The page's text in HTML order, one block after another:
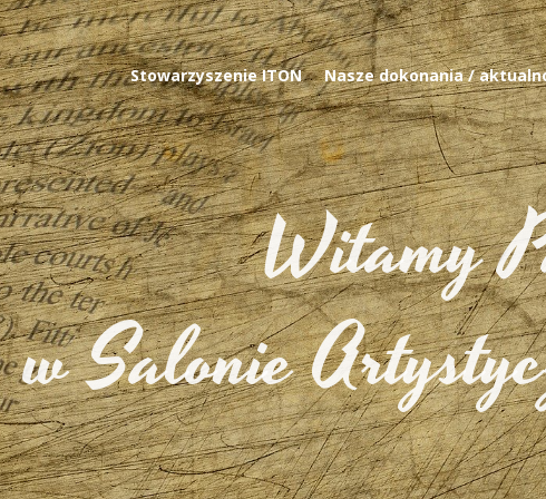
Stowarzyszenie ITON Nasze dokonania /
Witamy
w Salonie